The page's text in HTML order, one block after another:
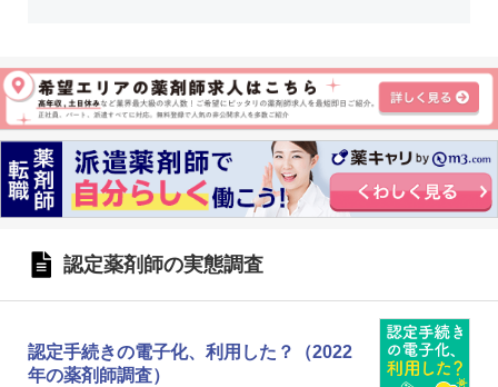
認定薬剤師の実態調査
認定手続きの電子化、利用した？（2022
年の薬剤師調査）